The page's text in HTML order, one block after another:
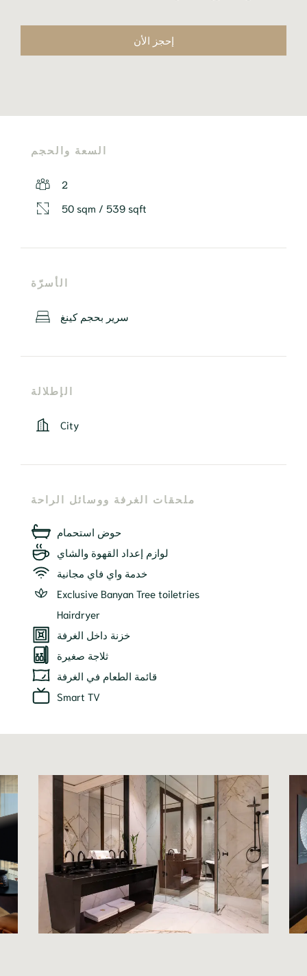
إحجز الأن
السعة والحجم
2
50 sqm / 539 sqft
الأسرّة
سرير بحجم كينغ
الإطلالة
City
ملحقات الغرفة ووسائل الراحة
حوض استحمام
لوازم إعداد القهوة والشاي
خدمة واي فاي مجانية
Exclusive Banyan Tree toiletries
Hairdryer
خزنة داخل الغرفة
ثلاجة صغيرة
قائمة الطعام في الغرفة
Smart TV